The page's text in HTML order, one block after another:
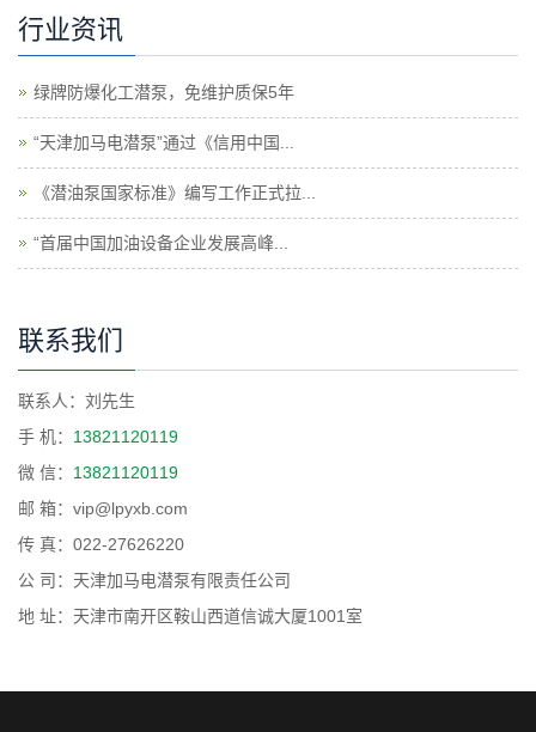
行业资讯
绿牌防爆化工潜泵，免维护质保5年
“天津加马电潜泵”通过《信用中国...
《潜油泵国家标准》编写工作正式拉...
“首届中国加油设备企业发展高峰...
联系我们
联系人：刘先生
手 机： 13821120119
微 信： 13821120119
邮 箱：vip@lpyxb.com
传 真：022-27626220
公 司：天津加马电潜泵有限责任公司
地 址：天津市南开区鞍山西道信诚大厦1001室